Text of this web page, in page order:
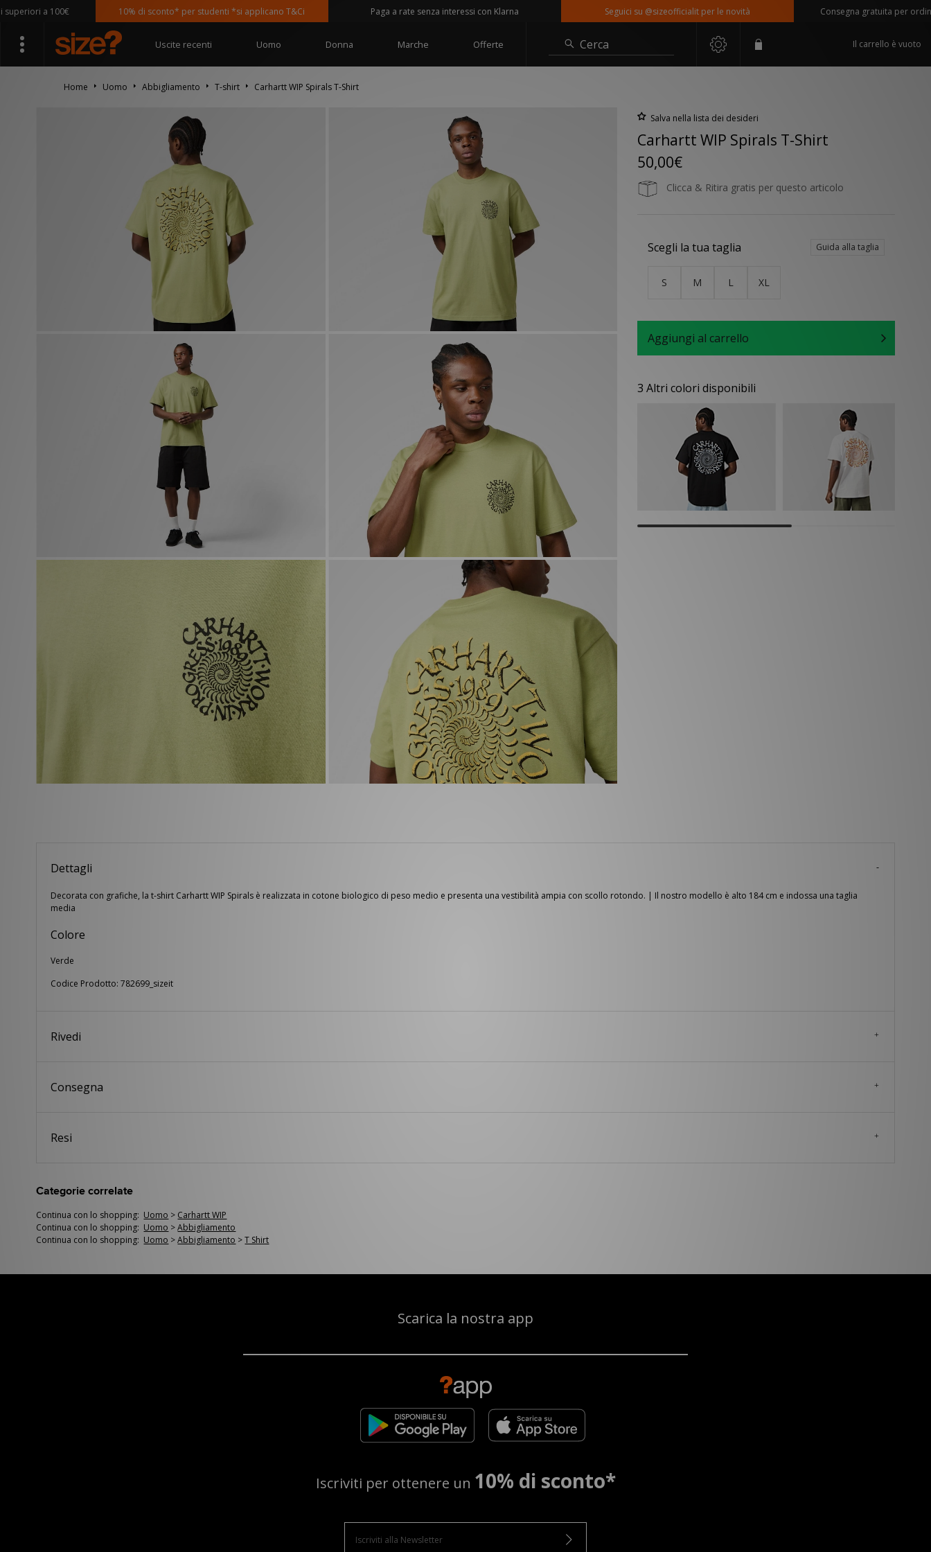
a 100€ 10% di sconto* per studenti *si applicano T&Ci Paga a rate senza interessi con Klarna Seguici su @sizeofficialit per le novità Consegna gratuita per ordini
Uscite recenti Uomo Donna Marche Offerte Cerca Il carrello è vuoto
Home Uomo Abbigliamento T-shirt Carhartt WIP Spirals T-Shirt
Salva nella lista dei desideri
Carhartt WIP Spirals T-Shirt
50,00€
Clicca & Ritira gratis per questo articolo
Scegli la tua taglia Guida alla taglia
S M L XL
Aggiungi al carrello
3 Altri colori disponibili
Dettagli
Decorata con grafiche, la t-shirt Carhartt WIP Spirals è realizzata in cotone biologico di peso medio e presenta una vestibilità ampia con scollo rotondo. | Il nostro modello è alto 184 cm e indossa una taglia
media
Colore
Verde
Codice Prodotto: 782699_sizeit
Rivedi
Consegna
Resi
Categorie correlate
Continua con lo shopping: Uomo > Carhartt WIP
Continua con lo shopping: Uomo >Abbigliamento
Continua con lo shopping: Uomo >Abbigliamento >T Shirt
Scarica la nostra app
Iscriviti per ottenere un 10% di sconto*